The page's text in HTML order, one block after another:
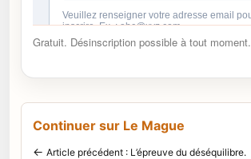
Gratuit. Désinscription possible à tout moment.
Continuer sur Le Mague
← Article précédent : L’épreuve du déséquilibre.